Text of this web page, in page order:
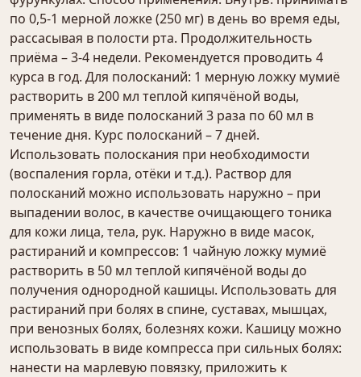
по 0,5-1 мерной ложке (250 мг) в день во время еды,
рассасывая в полости рта. Продолжительность
приёма – 3-4 недели. Рекомендуется проводить 4
курса в год. Для полосканий: 1 мерную ложку мумиё
растворить в 200 мл теплой кипячёной воды,
применять в виде полосканий 3 раза по 60 мл в
течение дня. Курс полосканий – 7 дней.
Использовать полоскания при необходимости
(воспаления горла, отёки и т.д.). Раствор для
полосканий можно использовать наружно – при
выпадении волос, в качестве очищающего тоника
для кожи лица, тела, рук. Наружно в виде масок,
растираний и компрессов: 1 чайную ложку мумиё
растворить в 50 мл теплой кипячёной воды до
получения однородной кашицы. Использовать для
растираний при болях в спине, суставах, мышцах,
при венозных болях, болезнях кожи. Кашицу можно
использовать в виде компресса при сильных болях:
нанести на марлевую повязку, приложить к